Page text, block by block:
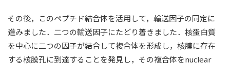
その後，このペプチド結合体を活用して，輸送因子の同定に
進みました．二つの輸送因子にたどり着きました．核蛋白質
を中心に二つの因子が結合して複合体を形成し，核膜に存在
する核膜孔に到達することを発見し，その複合体をnuclear